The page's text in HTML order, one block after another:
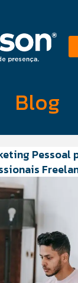
Blog
Pessoal